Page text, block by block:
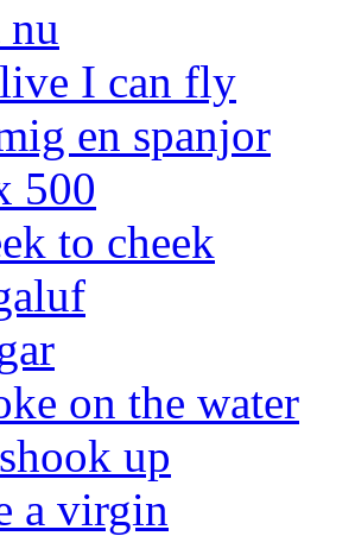
nu
I can fly
en spanjor
500
to cheek
on the water
up
a virgin